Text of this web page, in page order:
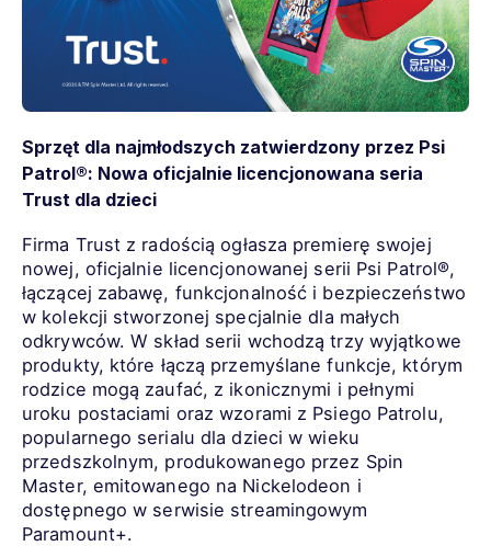
Sprzęt dla najmłodszych zatwierdzony przez Psi
Patrol®: Nowa oficjalnie licencjonowana seria
Trust dla dzieci
Firma Trust z radością ogłasza premierę swojej
nowej, oficjalnie licencjonowanej serii Psi Patrol®,
łączącej zabawę, funkcjonalność i bezpieczeństwo
w kolekcji stworzonej specjalnie dla małych
odkrywców. W skład serii wchodzą trzy wyjątkowe
produkty, które łączą przemyślane funkcje, którym
rodzice mogą zaufać, z ikonicznymi i pełnymi
uroku postaciami oraz wzorami z Psiego Patrolu,
popularnego serialu dla dzieci w wieku
przedszkolnym, produkowanego przez Spin
Master, emitowanego na Nickelodeon i
dostępnego w serwisie streamingowym
Paramount+.